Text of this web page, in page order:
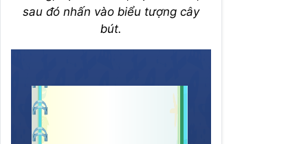
sau đó nhấn vào biểu tượng cây
bút.